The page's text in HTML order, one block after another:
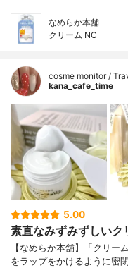
なめらか本舗
クリーム NC
cosme monitor /
kana_cafe_time
5.00
素直なみずみずしいク
【なめらか本舗】「クリー
をラップをかけるように密